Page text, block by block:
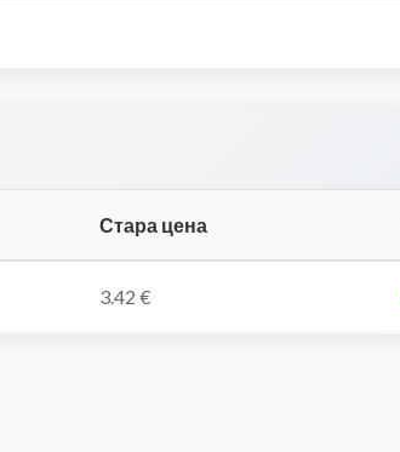
Стара цена
3.42 €